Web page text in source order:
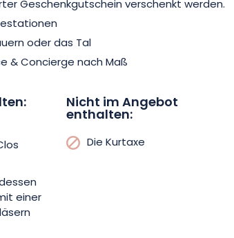
jetzt, um einen ganz besonderen Moment
Gastronomie und Authentizität zu erleben.
Geschenkgutschein verschenkt werden.
oder das Tal
& Concierge nach Maß
einer
Nicht im Angebot
enthalten:
Die Kurtaxe